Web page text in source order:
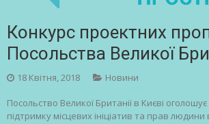
Конкурс проектних
Посольства Великої
18 Квітня, 2018 Новини
Посольство Великої Британії в Києві
підтримку місцевих ініціатив та прав людини